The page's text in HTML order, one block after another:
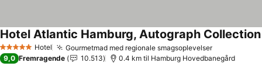
5 Stjerner Hotel Gourmetmad med regionale smagsoplevelserSe priser
Hotel Atlantic Hamburg, Autograph Collection
9,0 Fremragende 10.513 0.4 km til Hamburg Hovedbanegård